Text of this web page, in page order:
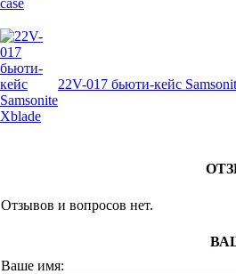
22V-017 бьюти-кейс
Отзывов и вопросов нет.
Ваше имя: